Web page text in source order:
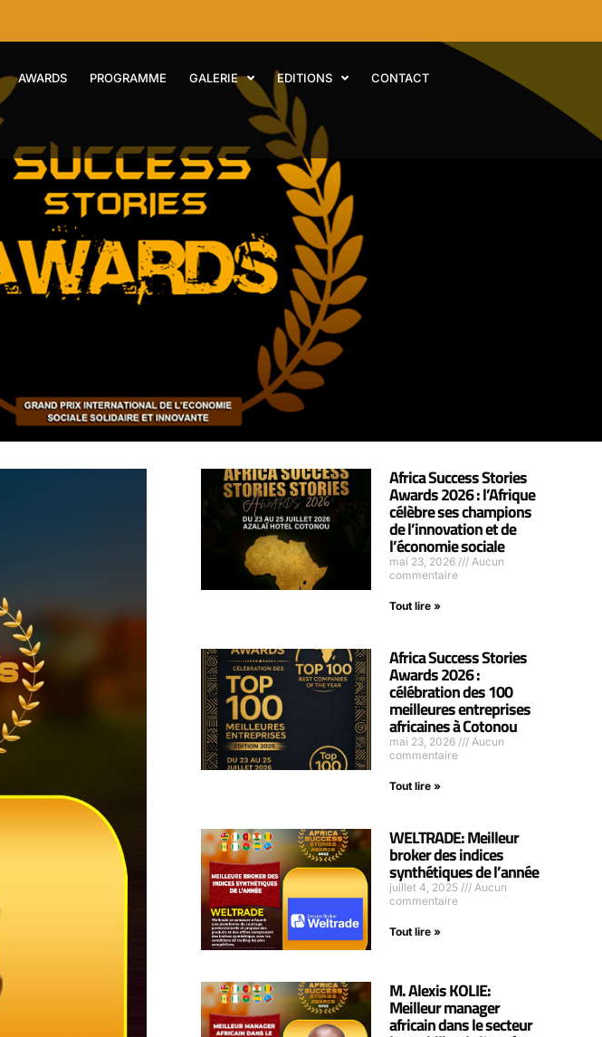
AWARDS PROGRAMME GALERIE EDITIONS CONTACT
Africa Success Stories
Awards 2026 : l’Afrique
célèbre ses champions
de l’innovation et de
l’économie sociale
mai 23, 2026
Aucun
commentaire
Tout lire »
Africa Success Stories
Awards 2026 :
célébration des 100
meilleures entreprises
africaines à Cotonou
mai 23, 2026
Aucun
commentaire
Tout lire »
WELTRADE: Meilleur
broker des indices
synthétiques de l’année
juillet 4, 2025
Aucun
commentaire
Tout lire »
M. Alexis KOLIE:
Meilleur manager
africain dans le secteur